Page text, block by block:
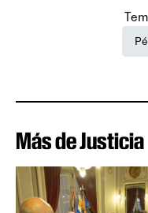
Más de Justicia